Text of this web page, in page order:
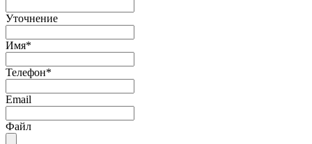
Уточнение
Имя*
Телефон*
Email
Файл